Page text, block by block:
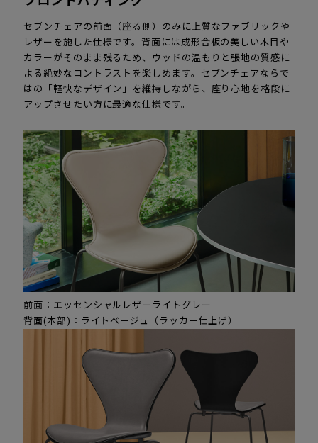
セブンチェアの前面（座る側）のみに上質なファブリックや
レザーを施した仕様です。背面には成形合板の美しい木目や
カラーがそのまま残るため、ウッドの温もりと張地の質感に
よる絶妙なコントラストを楽しめます。セブンチェアならで
はの「軽快なデザイン」を維持しながら、座り心地を格段に
アップさせたい方に最適な仕様です。
前面：エッセンシャルレザーライトグレー
背面(木部)：ライトベージュ（ラッカー仕上げ）